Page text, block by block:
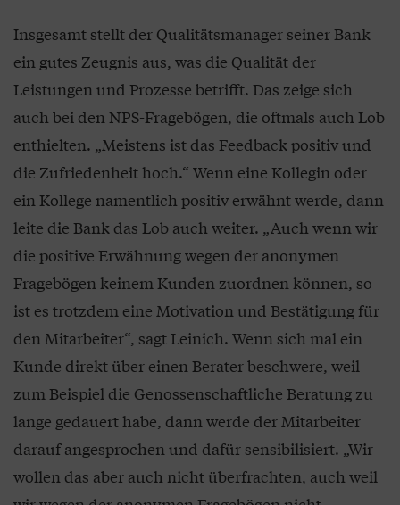
Insgesamt stellt der Qualitätsmanager seiner Bank
ein gutes Zeugnis aus, was die Qualität der
Leistungen und Prozesse betrifft. Das zeige sich
auch bei den NPS-Fragebögen, die oftmals auch Lob
enthielten. „Meistens ist das Feedback positiv und
die Zufriedenheit hoch.“ Wenn eine Kollegin oder
ein Kollege namentlich positiv erwähnt werde, dann
leite die Bank das Lob auch weiter. „Auch wenn wir
die positive Erwähnung wegen der anonymen
Fragebögen keinem Kunden zuordnen können, so
ist es trotzdem eine Motivation und Bestätigung für
den Mitarbeiter“, sagt Leinich. Wenn sich mal ein
Kunde direkt über einen Berater beschwere, weil
zum Beispiel die Genossenschaftliche Beratung zu
lange gedauert habe, dann werde der Mitarbeiter
darauf angesprochen und dafür sensibilisiert. „Wir
wollen das aber auch nicht überfrachten, auch weil